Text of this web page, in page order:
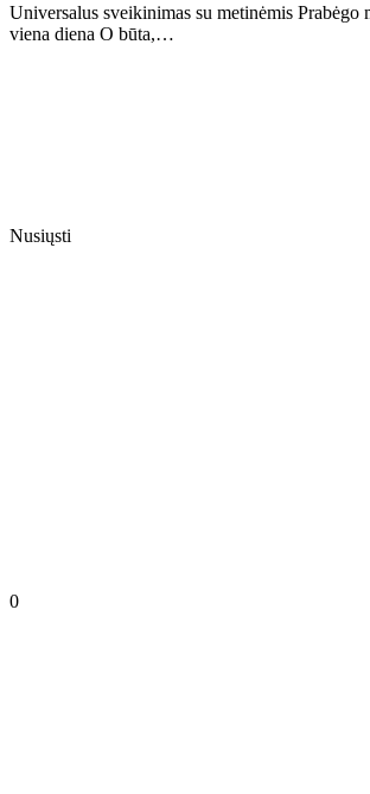
Universalus sveikinimas su metinėmis Prabėgo
viena diena O būta,…
Nusiųsti
0